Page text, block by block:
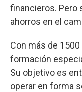
financieros. Pero
ahorros en el
Con más de
formación
Su objetivo es
operar en forma